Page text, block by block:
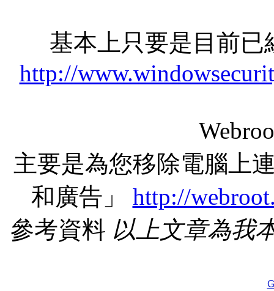
基本上只要是目前
http://
主要是為您移除電腦上
和廣告」 http://
參考資料 以上文章為我